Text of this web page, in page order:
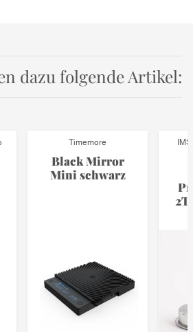
dazu folgende Artikel:
Timemore
Black Mirror
Mini schwarz
2T